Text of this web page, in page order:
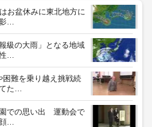
お盆休みに東北地方に
…
級の大雨」となる地域
…
難を乗り越え挑戦続
た…
での思い出 運動会で
…